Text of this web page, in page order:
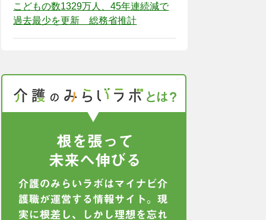
こどもの数1329万人、45年連続減で
過去最少を更新 総務省推計